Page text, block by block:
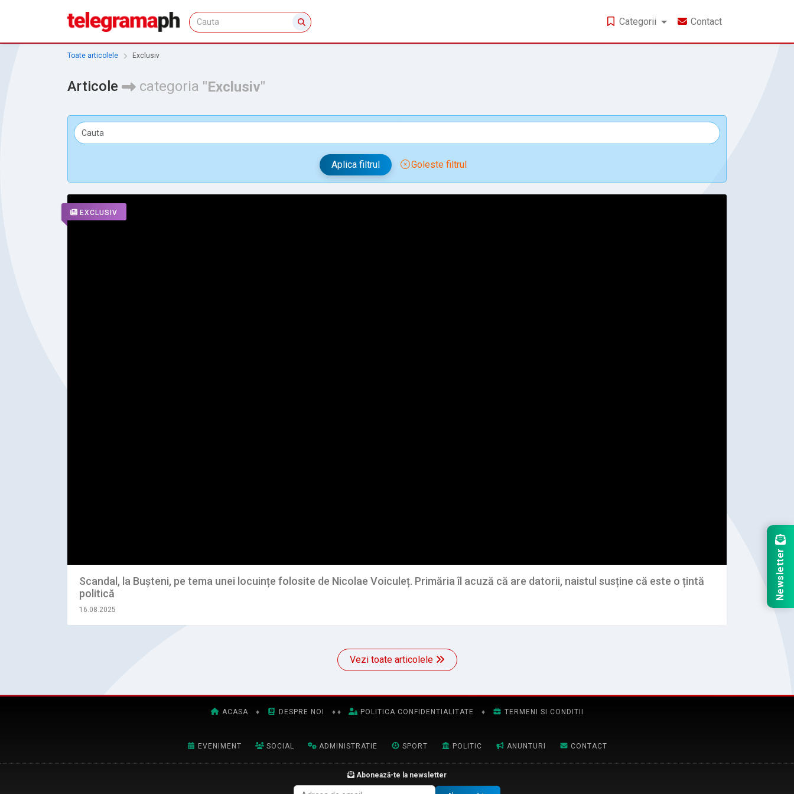
Categorii Contact
Toate articolele Exclusiv
Articole categoria "Exclusiv"
Aplica filtrul Goleste filtrul
EXCLUSIV
Scandal, la Bușteni, pe tema unei locuințe folosite de Nicolae Voiculeț. Primăria îl acuză că are datorii, naistul susține că este o țintă
politică
16.08.2025
Vezi toate articolele
ACASA ♦ DESPRE NOI ♦ ♦ POLITICA CONFIDENTIALITATE ♦ TERMENI SI CONDITII
EVENIMENT SOCIAL ADMINISTRATIE SPORT POLITIC ANUNTURI CONTACT
Abonează-te la newsletter
Newsletter